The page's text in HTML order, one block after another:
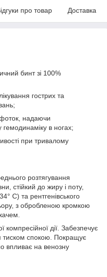
про товар Доставка
бинт зі 100%
гострих та
надаючи
в ногах;
при тривалому
розтягування
стійкий до жиру і поту,
С) та рентгенівського
з обробленою кромкою
компресійної дії. Забезпечує
тиском спокою. Покращує
впливає на венозну